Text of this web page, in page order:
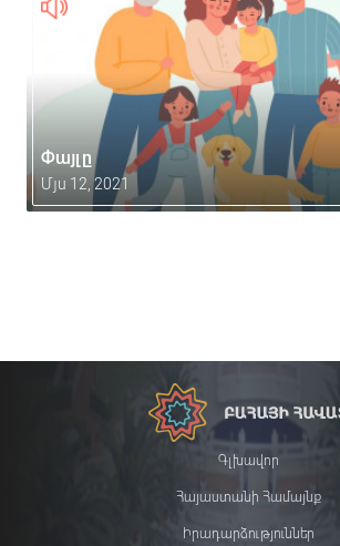
Փայլը
Մյս 12, 2021
Գլխավոր
Հայաստանի Համայնք
Իրադարձություններ